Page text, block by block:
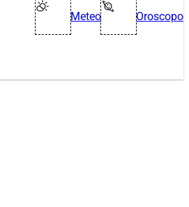
Meteo Oroscopo